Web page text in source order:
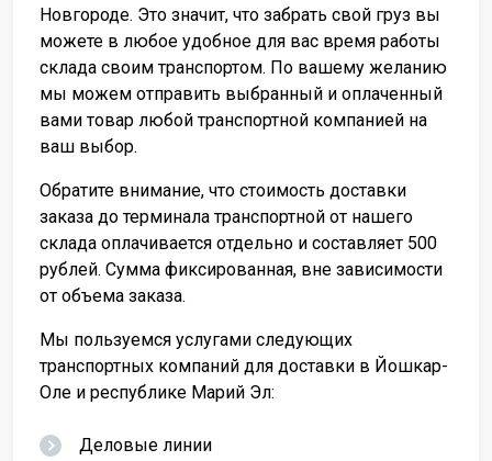
Новгороде. Это значит, что забрать свой груз вы
можете в любое удобное для вас время работы
склада своим транспортом. По вашему желанию
мы можем отправить выбранный и оплаченный
вами товар любой транспортной компанией на
ваш выбор.
Обратите внимание, что стоимость доставки
заказа до терминала транспортной от нашего
склада оплачивается отдельно и составляет 500
рублей. Сумма фиксированная, вне зависимости
от объема заказа.
Мы пользуемся услугами следующих
транспортных компаний для доставки в Йошкар-
Оле и республике Марий Эл:
Деловые линии